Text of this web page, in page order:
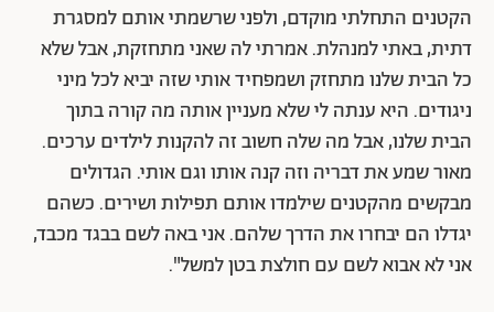
הקטנים התחלתי מוקדם, ולפני שרשמתי אותם למסגרת
דתית, באתי למנהלת. אמרתי לה שאני מתחזקת, אבל שלא
כל הבית שלנו מתחזק ושמפחיד אותי שזה יביא לכל מיני
ניגודים. היא ענתה לי שלא מעניין אותה מה קורה בתוך
הבית שלנו, אבל מה שלה חשוב זה להקנות לילדים ערכים.
מאור שמע את דבריה וזה קנה אותו וגם אותי. הגדולים
מבקשים מהקטנים שילמדו אותם תפילות ושירים. כשהם
יגדלו הם יבחרו את הדרך שלהם. אני באה לשם בבגד מכבד,
אני לא אבוא לשם עם חולצת בטן למשל".